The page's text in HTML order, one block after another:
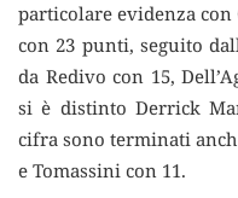
particolare evidenza
con 23 punti, seguito
da Redivo con 15,
si è distinto Derrick
cifra sono terminati
e Tomassini con 11.